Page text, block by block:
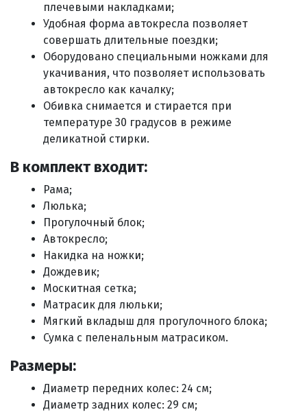
плечевыми накладками;
Удобная форма автокресла позволяет
совершать длительные поездки;
Оборудовано специальными ножками для
укачивания, что позволяет использовать
автокресло как качалку;
Обивка снимается и стирается при
температуре 30 градусов в режиме
деликатной стирки.
В комплект входит:
Рама;
Люлька;
Прогулочный блок;
Автокресло;
Накидка на ножки;
Дождевик;
Москитная сетка;
Матрасик для люльки;
Мягкий вкладыш для прогулочного блока;
Сумка с пеленальным матрасиком.
Размеры:
Диаметр передних колес: 24 см;
Диаметр задних колес: 29 см;